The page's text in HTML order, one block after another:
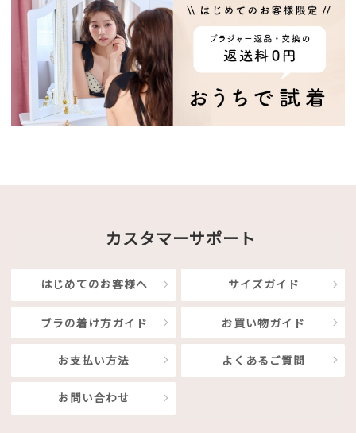
カスタマーサポート
はじめてのお客様へ サイズガイド
ブラの着け方ガイド お買い物ガイド
お支払い方法 よくあるご質問
お問い合わせ